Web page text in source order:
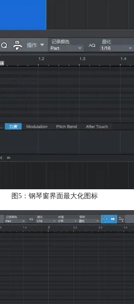
图5：钢琴窗界面最大化图标